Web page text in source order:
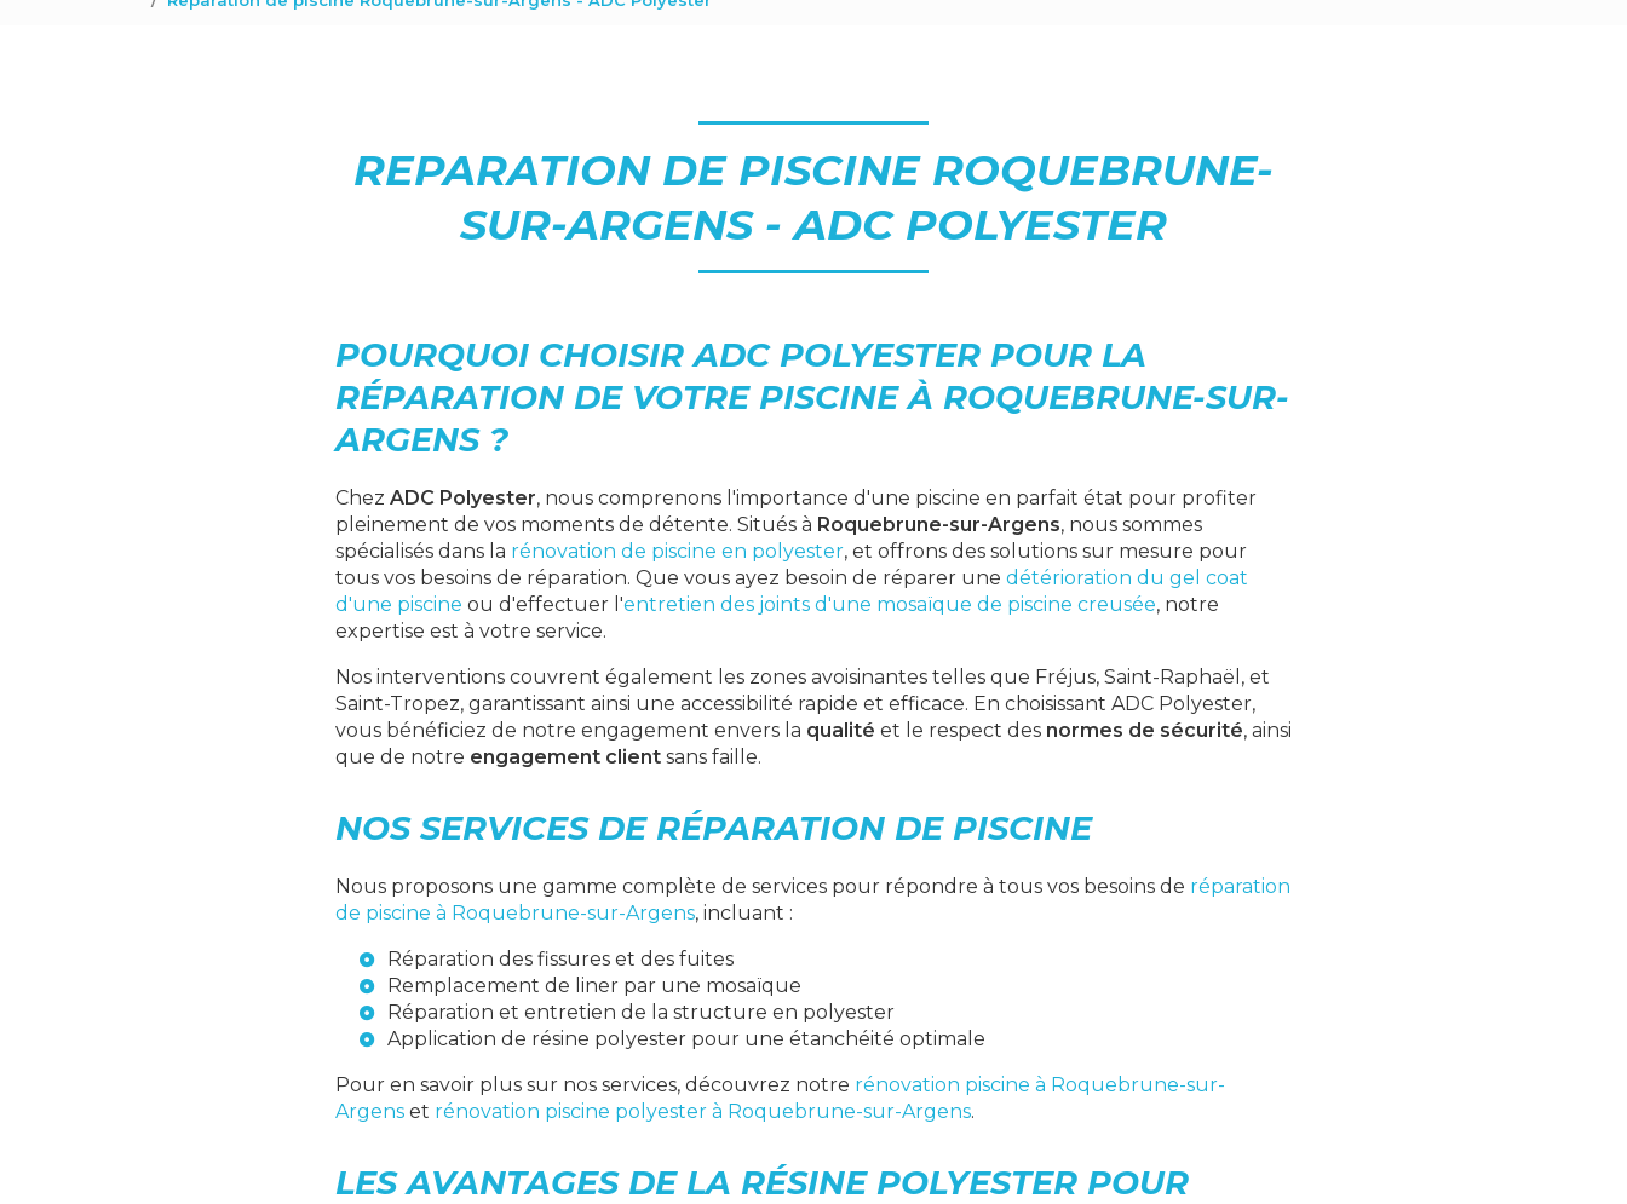
REPARATION DE PISCINE ROQUEBRUNE-
SUR-ARGENS - ADC POLYESTER
POURQUOI CHOISIR ADC POLYESTER POUR LA
RÉPARATION DE VOTRE PISCINE À ROQUEBRUNE-SUR-
ARGENS ?
Chez ADC Polyester, nous comprenons l'importance d'une piscine en parfait état pour profiter
pleinement de vos moments de détente. Situés à Roquebrune-sur-Argens, nous sommes
spécialisés dans la rénovation de piscine en polyester, et offrons des solutions sur mesure pour
tous vos besoins de réparation. Que vous ayez besoin de réparer une détérioration du gel coat
d'une piscine ou d'effectuer l'entretien des joints d'une mosaïque de piscine creusée, notre
expertise est à votre service.
Nos interventions couvrent également les zones avoisinantes telles que Fréjus, Saint-Raphaël, et
Saint-Tropez, garantissant ainsi une accessibilité rapide et efficace. En choisissant ADC Polyester,
vous bénéficiez de notre engagement envers la qualité et le respect des normes de sécurité, ainsi
que de notre engagement client sans faille.
NOS SERVICES DE RÉPARATION DE PISCINE
Nous proposons une gamme complète de services pour répondre à tous vos besoins de réparation
de piscine à Roquebrune-sur-Argens, incluant :
Réparation des fissures et des fuites
Remplacement de liner par une mosaïque
Réparation et entretien de la structure en polyester
Application de résine polyester pour une étanchéité optimale
Pour en savoir plus sur nos services, découvrez notre rénovation piscine à Roquebrune-sur-
Argens et rénovation piscine polyester à Roquebrune-sur-Argens.
LES AVANTAGES DE LA RÉSINE POLYESTER POUR